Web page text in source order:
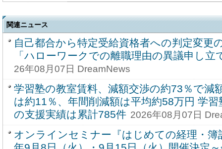
関連ニュース
自己都合から特定受給資格者への判定変更
「ハローワークでの離職理由の異議申し立
26年08月07日 DreamNews
学習塾の教室賃料、減額交渉の約73％で減
は約11％、年間削減額は平均約58万円 学
の支援実績は累計785件 2026年08月07日
オンラインセミナー『はじめての経理・簿